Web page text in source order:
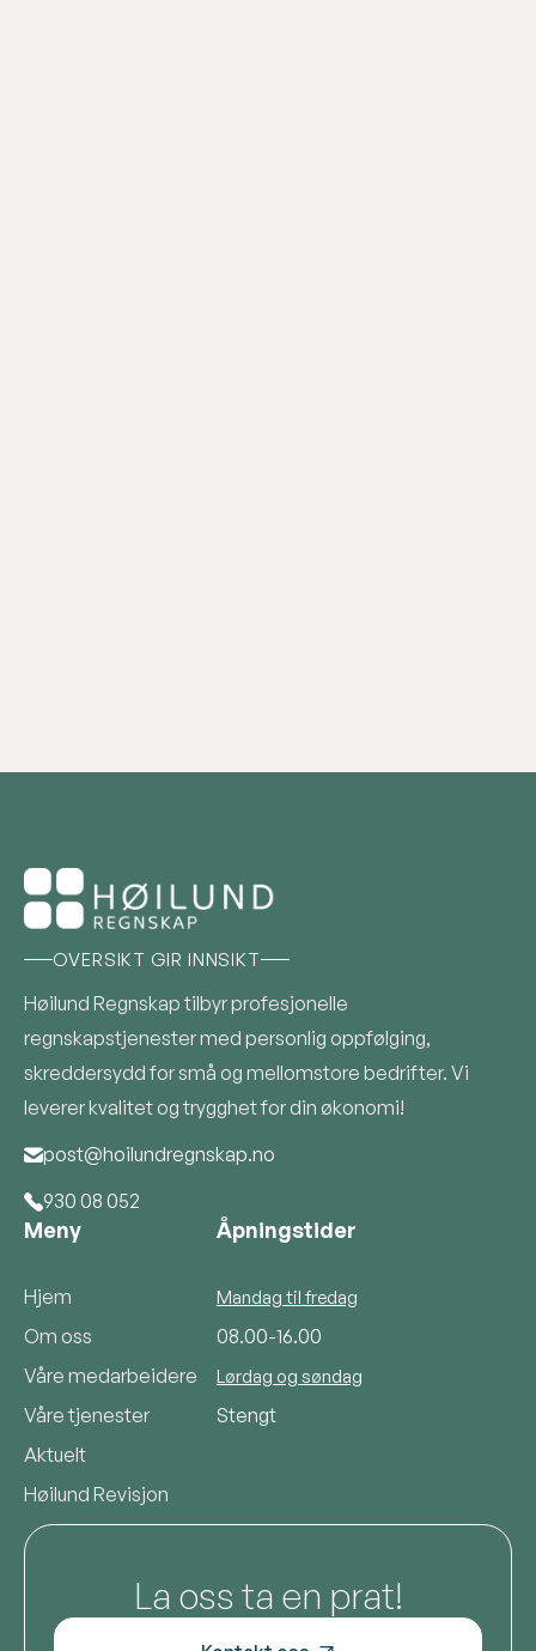
OVERSIKT GIR INNSIKT
Høilund Regnskap tilbyr profesjonelle
regnskapstjenester med personlig oppfølging,
skreddersydd for små og mellomstore bedrifter. Vi
leverer kvalitet og trygghet for din økonomi!
post@hoilundregnskap.no
930 08 052
Meny
Hjem
Om oss
Våre medarbeidere
Våre tjenester
Aktuelt
Høilund Revisjon
Åpningstider
Mandag til fredag
08.00-16.00
Lørdag og søndag
Stengt
La oss ta en prat!